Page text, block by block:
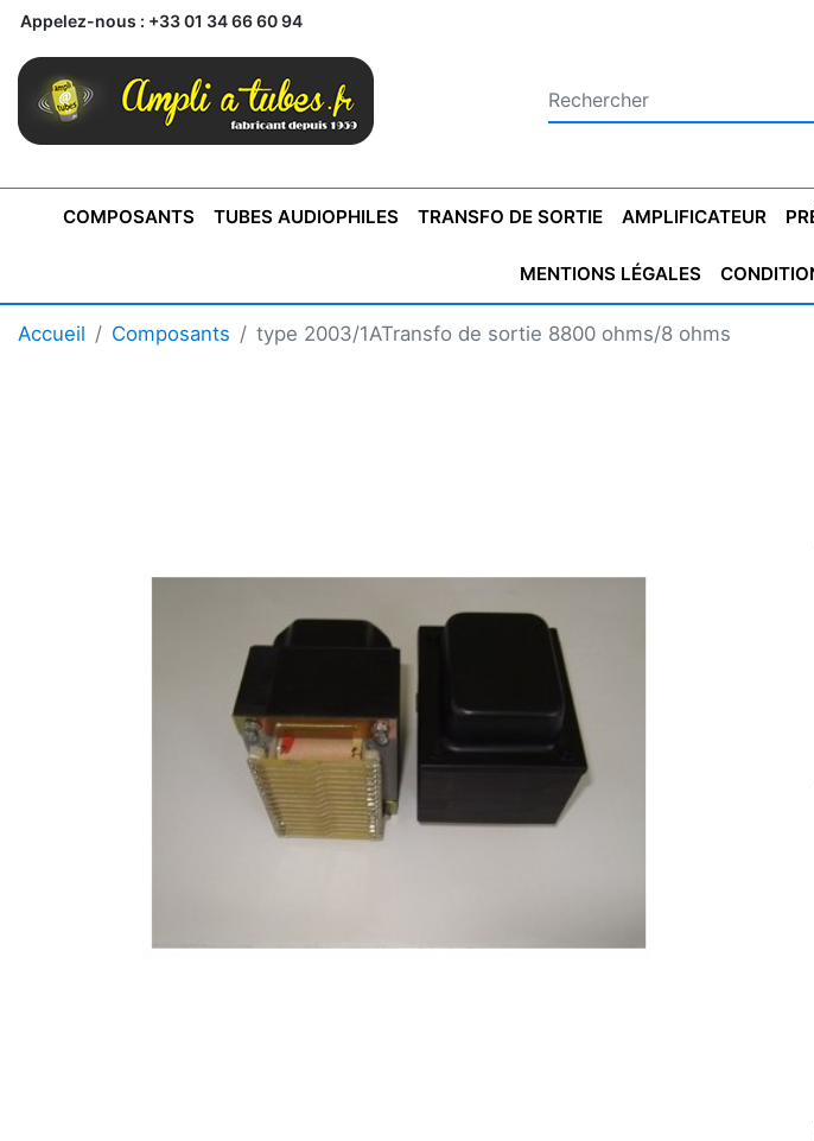
Appelez-nous : +33 01 34 66 60 94
COMPOSANTS
BONTONS
AXE 4MM
BONTONS
AXE 6MM
COFFRET
POUR
COFFRET
POUR
CONDENSATEUR
CONDENSATEUR
STYROFLEX
TUBES AUDIOPHILES TRANSFO DE SORTIE
TRANSFORMATEUR DE SORTIE DE
CLASSE "A" SINGLE
TRANSFORMATEUR DE SORTIE
TYPE PUSH PULL
TRANSFO DE SORTIE
POUR GUITARE
AMPLIFICATEUR
AMPLI MONO AMPLI STÉRÉO
AMPLIFICATEURS LECTEURS CD PRÉAMPLI AVEC TUNER PLATINES VINYLES
SUPRAVOX FERTIN
MENTIONS LÉGALES
Accueil Composants type 2003/1ATransfo de sortie 8800 ohms/8 ohms